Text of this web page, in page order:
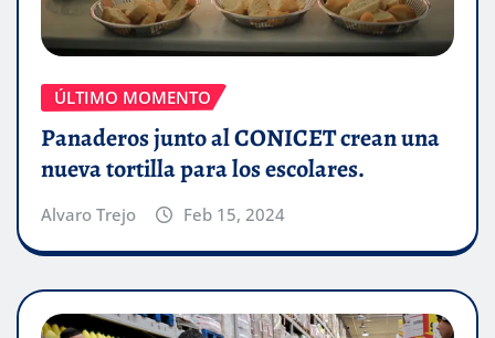
ÚLTIMO MOMENTO
Panaderos junto al CONICET crean una
nueva tortilla para los escolares.
Alvaro Trejo Feb 15, 2024